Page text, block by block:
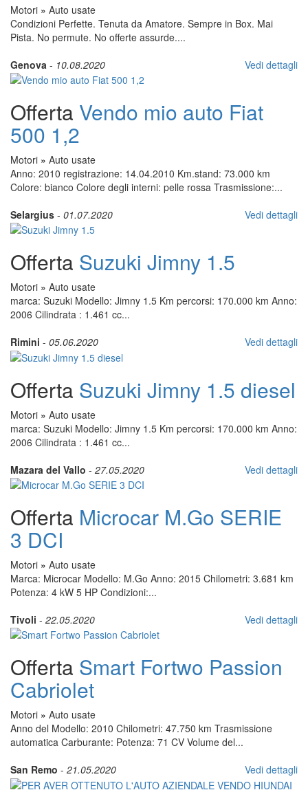
Motori » Auto usate
Condizioni Perfette. Tenuta da Amatore. Sempre in Box. Mai
Pista. No permute. No offerte assurde....
Genova - 10.08.2020 Vedi dettagli
Offerta Vendo mio auto Fiat
500 1,2
Motori » Auto usate
Anno: 2010 registrazione: 14.04.2010 Km.stand: 73.000 km
Colore: bianco Colore degli interni: pelle rossa Trasmissione:...
Selargius - 01.07.2020 Vedi dettagli
Offerta Suzuki Jimny 1.5
Motori » Auto usate
marca: Suzuki Modello: Jimny 1.5 Km percorsi: 170.000 km Anno:
2006 Cilindrata : 1.461 cc...
Rimini - 05.06.2020 Vedi dettagli
Offerta Suzuki Jimny 1.5 diesel
Motori » Auto usate
marca: Suzuki Modello: Jimny 1.5 Km percorsi: 170.000 km Anno:
2006 Cilindrata : 1.461 cc...
Mazara del Vallo - 27.05.2020 Vedi dettagli
Offerta Microcar M.Go SERIE
3 DCI
Motori » Auto usate
Marca: Microcar Modello: M.Go Anno: 2015 Chilometri: 3.681 km
Potenza: 4 kW 5 HP Condizioni:...
Tivoli - 22.05.2020 Vedi dettagli
Offerta Smart Fortwo Passion
Cabriolet
Motori » Auto usate
Anno del Modello: 2010 Chilometri: 47.750 km Trasmissione
automatica Carburante: Potenza: 71 CV Volume del...
San Remo - 21.05.2020 Vedi dettagli